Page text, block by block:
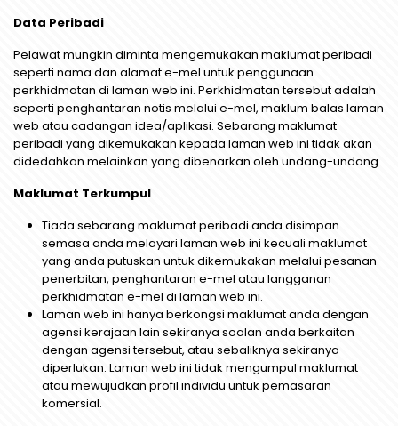
Data Peribadi
Pelawat mungkin diminta mengemukakan maklumat peribadi
seperti nama dan alamat e-mel untuk penggunaan
perkhidmatan di laman web ini. Perkhidmatan tersebut adalah
seperti penghantaran notis melalui e-mel, maklum balas laman
web atau cadangan idea/aplikasi. Sebarang maklumat
peribadi yang dikemukakan kepada laman web ini tidak akan
didedahkan melainkan yang dibenarkan oleh undang-undang.
Maklumat Terkumpul
Tiada sebarang maklumat peribadi anda disimpan
semasa anda melayari laman web ini kecuali maklumat
yang anda putuskan untuk dikemukakan melalui pesanan
penerbitan, penghantaran e-mel atau langganan
perkhidmatan e-mel di laman web ini.
Laman web ini hanya berkongsi maklumat anda dengan
agensi kerajaan lain sekiranya soalan anda berkaitan
dengan agensi tersebut, atau sebaliknya sekiranya
diperlukan. Laman web ini tidak mengumpul maklumat
atau mewujudkan profil individu untuk pemasaran
komersial.